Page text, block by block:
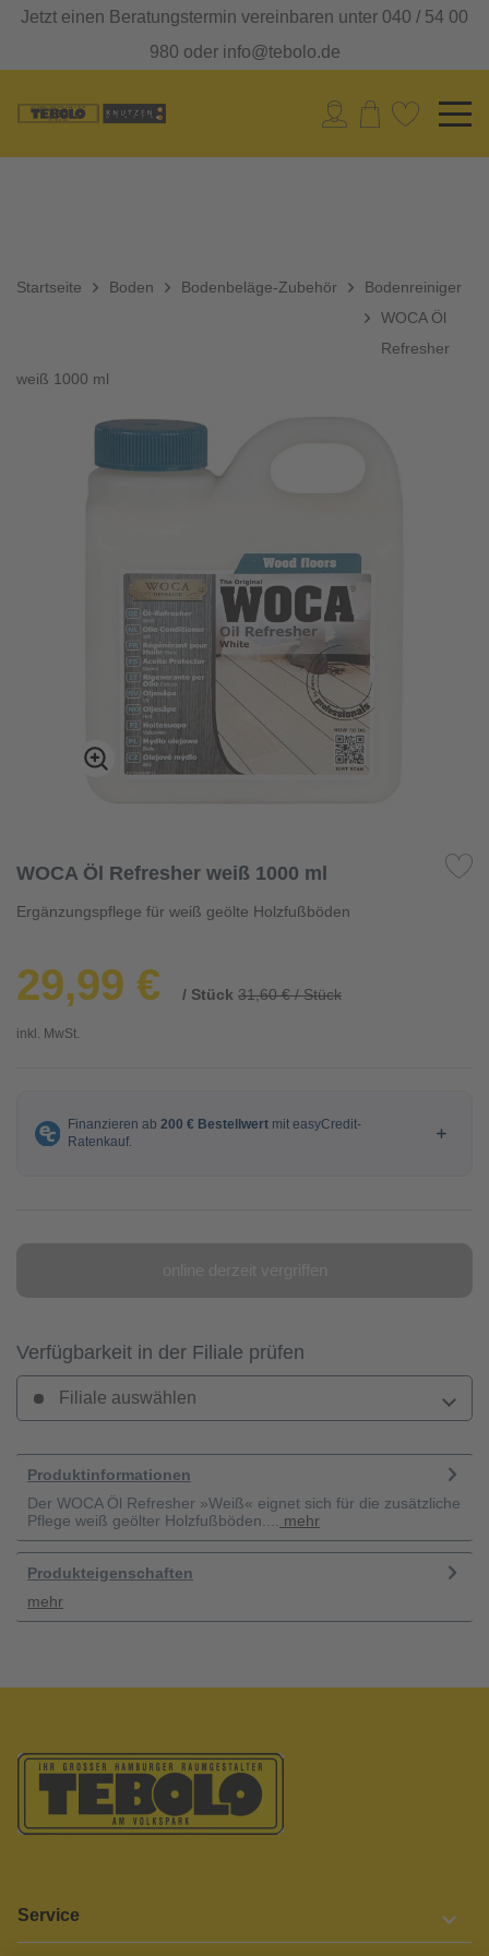
Jetzt einen Beratungstermin vereinbaren unter 040 / 54 00
980 oder info@tebolo.de
Startseite Boden Bodenbeläge-Zubehör
Bodenreiniger
WOCA Öl
Refresher
weiß 1000 ml
WOCA Öl Refresher weiß 1000 ml
Ergänzungspflege für weiß geölte Holzfußböden
29,99 € / Stück 31,60 € / Stück
inkl. MwSt.
Verfügbarkeit in der Filiale prüfen
Filiale auswählen
Produktinformationen
Der WOCA Öl Refresher »Weiß« eignet sich für die zusätzliche
Pflege weiß geölter Holzfußböden....
mehr
Produkteigenschaften
mehr
Service